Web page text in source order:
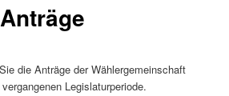
die Anträge der Wählergemeinschaft
Legislaturperiode.